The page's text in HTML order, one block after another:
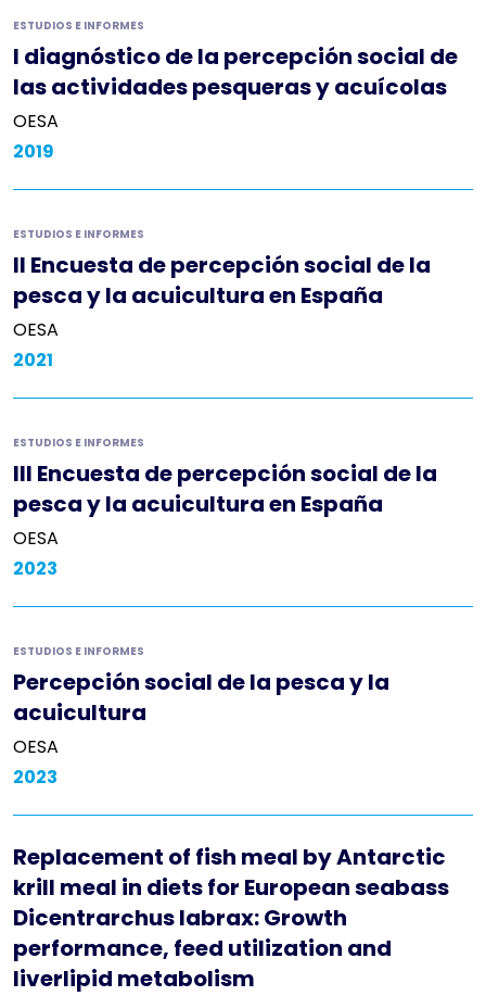
ESTUDIOS E INFORMES
I diagnóstico de la percepción social de
las actividades pesqueras y acuícolas
OESA
2019
ESTUDIOS E INFORMES
II Encuesta de percepción social de la
pesca y la acuicultura en España
OESA
2021
ESTUDIOS E INFORMES
III Encuesta de percepción social de la
pesca y la acuicultura en España
OESA
2023
ESTUDIOS E INFORMES
Percepción social de la pesca y la
acuicultura
OESA
2023
Replacement of fish meal by Antarctic
krill meal in diets for European seabass
Dicentrarchus labrax: Growth
performance, feed utilization and
liverlipid metabolism